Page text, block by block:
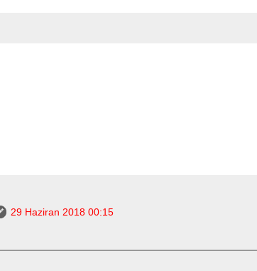
29 Haziran 2018 00:15